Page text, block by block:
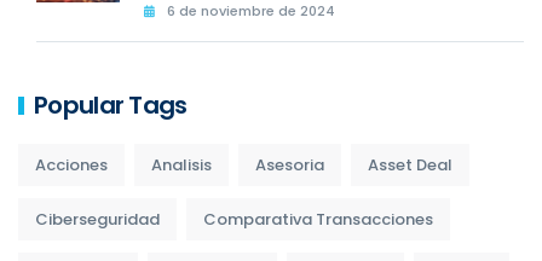
6 de noviembre de 2024
Popular Tags
Acciones Analisis Asesoria Asset Deal
Ciberseguridad Comparativa Transacciones